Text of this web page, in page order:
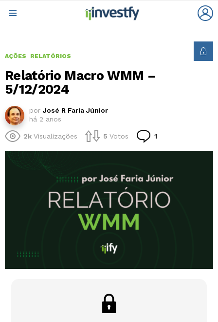
AÇÕES RELATÓRIOS
Relatório Macro WMM –
5/12/2024
por José R Faria Júnior
há 2 anos
2k Visualizações 5 Votos 1